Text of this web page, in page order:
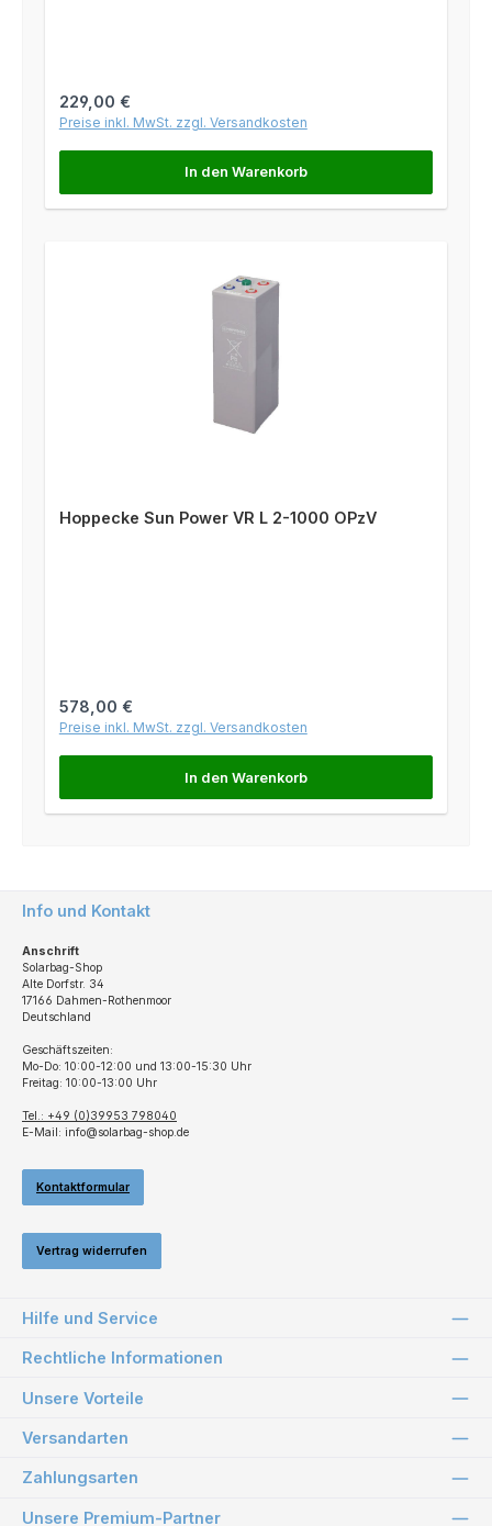
Regulärer Preis:
229,00 €
Preise inkl. MwSt. zzgl. Versandkosten
In den Warenkorb
Hoppecke Sun Power VR L 2-1000 OPzV
Regulärer Preis:
578,00 €
Preise inkl. MwSt. zzgl. Versandkosten
In den Warenkorb
Info und Kontakt
Anschrift
Solarbag-Shop
Alte Dorfstr. 34
17166 Dahmen-Rothenmoor
Deutschland
Geschäftszeiten:
Mo-Do: 10:00-12:00 und 13:00-15:30 Uhr
Freitag: 10:00-13:00 Uhr
Tel.: +49 (0)39953 798040
E-Mail: info@solarbag-shop.de
Kontaktformular
Vertrag widerrufen
Hilfe und Service
Rechtliche Informationen
Unsere Vorteile
Versandarten
Zahlungsarten
Unsere Premium-Partner